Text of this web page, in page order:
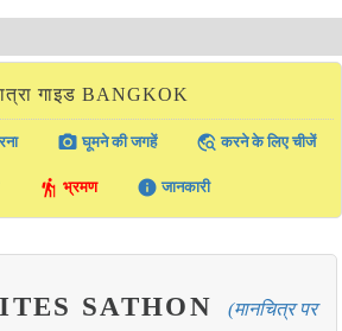
गाइड BANGKOK
photo_camera घूमने की जगहें travel_explore करने के लिए चीजें
hiking भ्रमण info जानकारी
SATHON (मानचित्र पर